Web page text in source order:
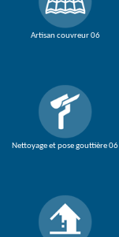
Artisan couvreur 06
Nettoyage et pose gouttière 06